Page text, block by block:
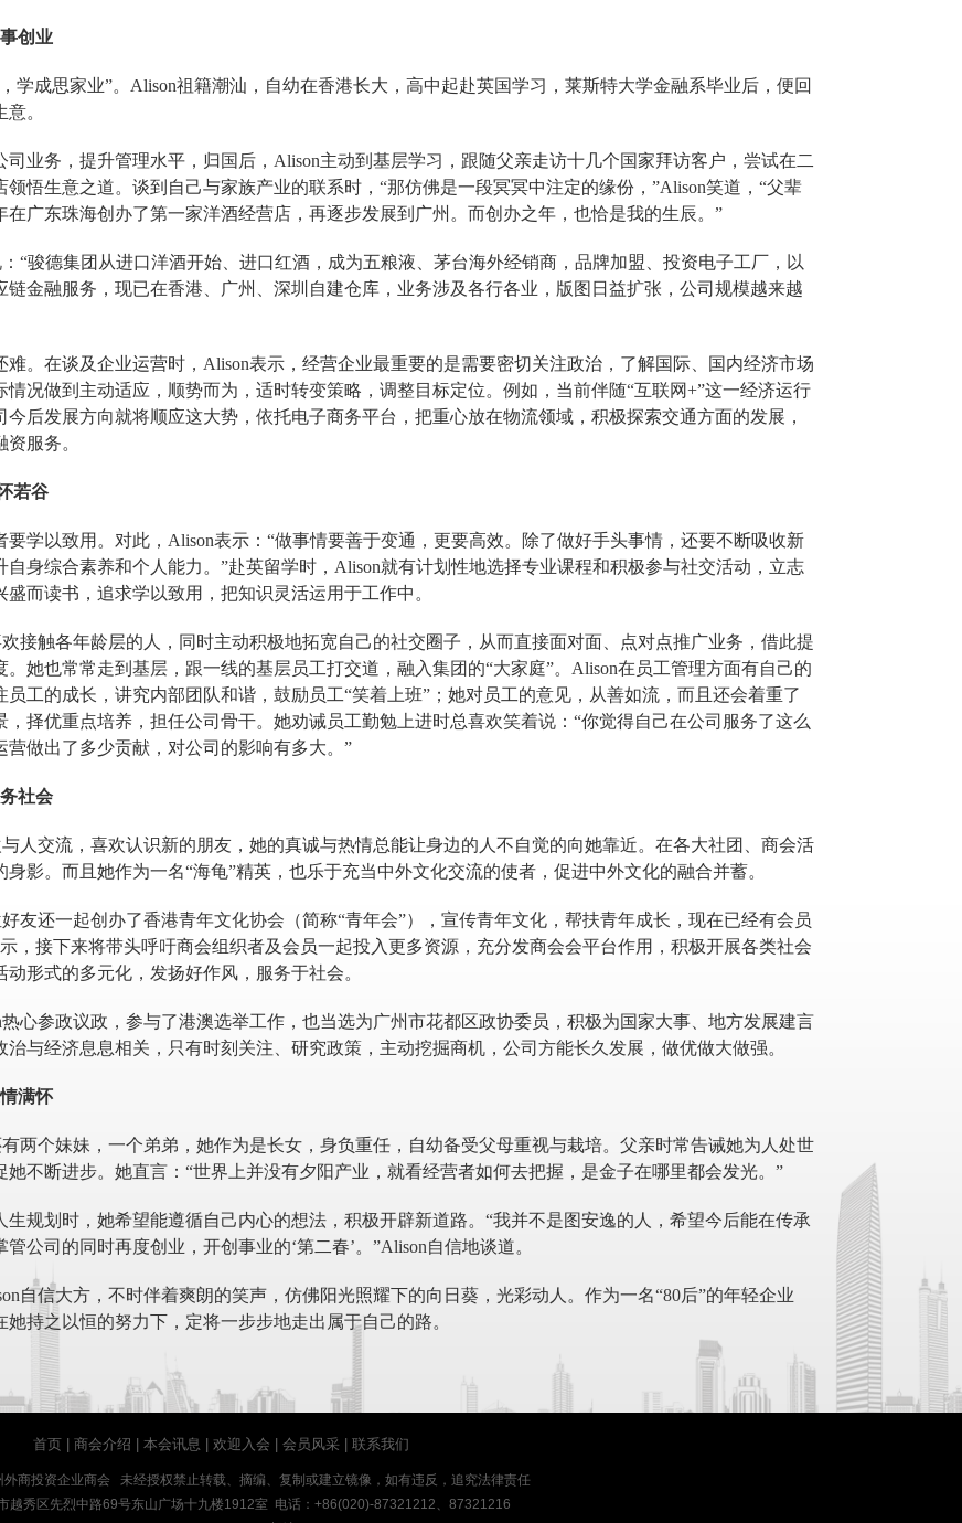
创业
学成思家业”。Alison祖籍潮汕，自幼在香港长大，高中起赴英国学习 ， 莱斯特大学金融系毕业后，便回
。
司业务，提升管理水平，归国后， Alison主动到基层学习，跟随父亲走访十几个国家拜访客户，尝试在二
领悟生意之道。谈到自己与家族产业的联系时，“那仿佛是一段冥冥中注定的缘份，”Alison笑道，“父辈
在广东珠海创办了第一家洋酒经营店，再逐步发展到广州。而创办之年，也恰是我的生辰。”
“骏德集团从进口洋酒开始、进口红酒，成为五粮液、茅台海外经销商，品牌加盟、投资电子工厂，以
链金融服务，现已在香港、广州、深圳自建仓库，业务涉及各行各业，版图日益扩张，公司规模越来越
难。在谈及企业运营时， Alison表示，经营企业最重要的是需要密切关注政治，了解国际、国内经济市场
情况做到主动适应，顺势而为，适时转变策略，调整目标定位。例如，当前伴随“互联网+”这一经济运行
今后发展方向就将顺应这大势，依托电子商务平台，把重心放在物流领域，积极探索交通方面的发展，
服务。
若谷
要学以致用。对此， Alison表示：“做事情要善于变通，更要高效。除了做好手头事情，还要不断吸收新
自身综合素养和个人能力。”赴英留学时，Alison就有计划性地选择专业课程和积极参与社交活动，立志
盛而读书，追求学以致用，把知识灵活运用于工作中。
接触各年龄层的人，同时主动积极地拓宽自己的社交圈子，从而直接面对面、点对点推广业务，借此提
。她也常常走到基层，跟一线的基层员工打交道，融入集团的“大家庭”。Alison在员工管理方面有自己的
员工的成长，讲究内部团队和谐，鼓励员工“笑着上班”；她对员工的意见，从善如流，而且还会着重了
，择优重点培养，担任公司骨干。她劝诫员工勤勉上进时总喜欢笑着说：“你觉得自己在公司服务了这么
营做出了多少贡献，对公司的影响有多大。”
社会
人交流，喜欢认识新的朋友，她的真诚与热情总能让身边的人不自觉的向她靠近。在各大社团、商会活
身影。而且她作为一名“海龟”精英，也乐于充当中外文化交流的使者，促进中外文化的融合并蓄。
友还一起创办了香港青年文化协会（简称“青年会”），宣传青年文化，帮扶青年成长，现在已经有会员
，接下来将带头呼吁商会组织者及会员一起投入更多资源，充分发商会会平台作用，积极开展各类社会
动形式的多元化，发扬好作风，服务于社会。
热心参政议政，参与了港澳选举工作，也当选为广州市花都区政协委员，积极为国家大事、地方发展建言
治与经济息息相关，只有时刻关注、研究政策，主动挖掘商机，公司方能长久发展，做优做大做强。
满怀
两个妹妹，一个弟弟，她作为是长女，身负重任，自幼备受父母重视与栽培。父亲时常告诫她为人处世
她不断进步。她直言：“世界上并没有夕阳产业，就看经营者如何去把握，是金子在哪里都会发光。”
生规划时，她希望能遵循自己内心的想法，积极开辟新道路。 “我并不是图安逸的人，希望今后能在传承
公司的同时再度创业，开创事业的‘第二春’。”Alison自信地谈道。
自信大方，不时伴着爽朗的笑声，仿佛阳光照耀下的向日葵，光彩动人。作为一名“80后”的年轻企业
她持之以恒的努力下，定将一步步地走出属于自己的路。
首页| 商会介绍 本会讯息 欢迎入会 会员风采| 联系我们
外商投资企业商会 未经授权禁止转载、摘编、复制或建立镜像，如有违反，追究法律责任
越秀区先烈中路69号东山广场十九楼1912室 电话：+86(020)-87321212、87321216